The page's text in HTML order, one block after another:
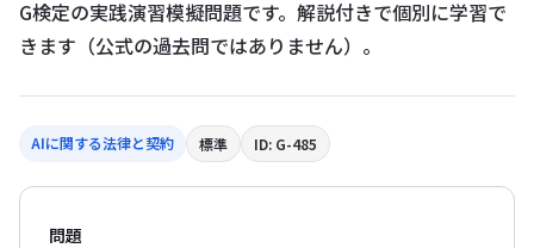
G検定の実践演習模擬問題です。解説付きで個別に学習で
きます（公式の過去問ではありません）。
AIに関する法律と契約 標準 ID: G-485
問題